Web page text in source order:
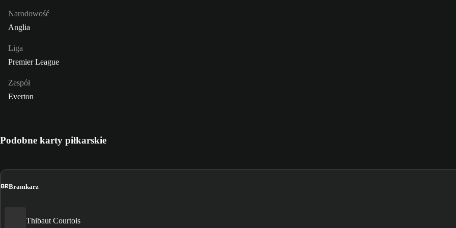
Narodowość
Anglia
Liga
Premier League
Zespół
Everton
Podobne karty piłkarskie
BRBramkarz
Thibaut Courtois